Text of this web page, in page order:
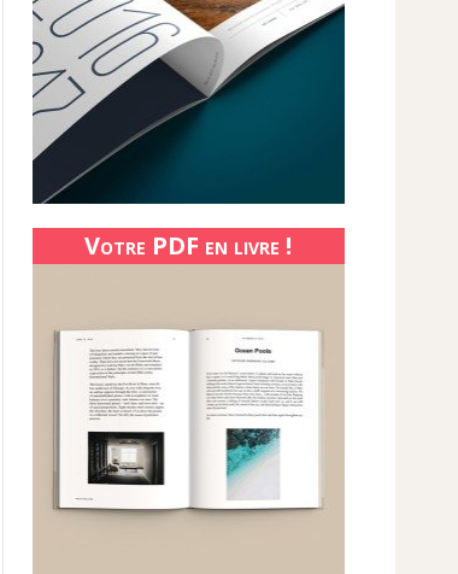
Votre PDF en livre !